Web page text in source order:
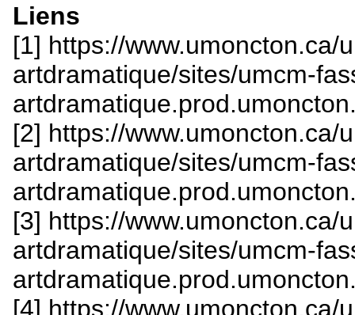
Liens
[1] https://www.umoncton.ca/
artdramatique/sites/umcm-
[2] https://www.umoncton.ca/
artdramatique/sites/umcm-
[3] https://www.umoncton.ca/
artdramatique/sites/umcm-
[4] https://www.umoncton.ca/